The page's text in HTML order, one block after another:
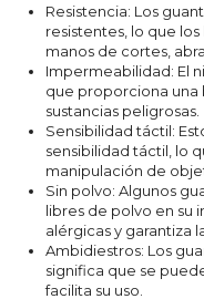
Resistencia: Los
resistentes, lo que
manos de cortes,
Impermeabilidad: El
que proporciona una
sustancias peligrosas.
Sensibilidad táctil:
sensibilidad táctil, lo
manipulación de
Sin polvo: Algunos
libres de polvo en su
alérgicas y garantiza
Ambidiestros: Los
significa que se
facilita su uso.